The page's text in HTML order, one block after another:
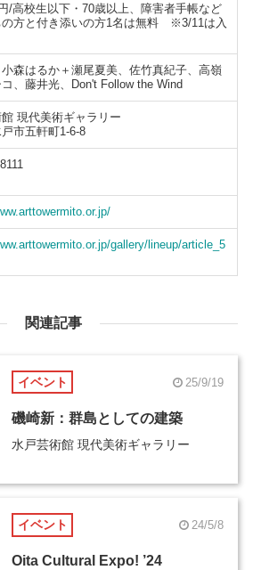
/高校生以下・70歳以上、障害者手帳など
の方と付き添いの方1名は無料 ※3/11は入
森はるか＋瀬尾夏美、佐竹真紀子、高嶺
、藤井光、Don't Follow the Wind
現代美術ギャラリー
市五軒町1-6-8
gallery/lineup/article_5
関連記事
イベント 25/9/19
磯崎新：群島としての建築
水戸芸術館 現代美術ギャラリー
イベント 24/5/8
Oita Cultural Expo! ’24